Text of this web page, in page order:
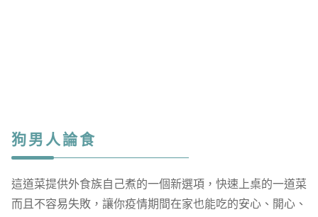
狗男人論食
這道菜提供外食族自己煮的一個新選項，快速上桌的一道菜
而且不容易失敗，讓你疫情期間在家也能吃的安心、開心、